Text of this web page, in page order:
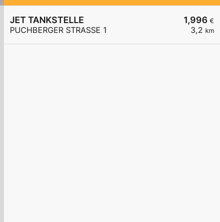
1,996 €
3,2 km
JET TANKSTELLE
PUCHBERGER STRASSE 1